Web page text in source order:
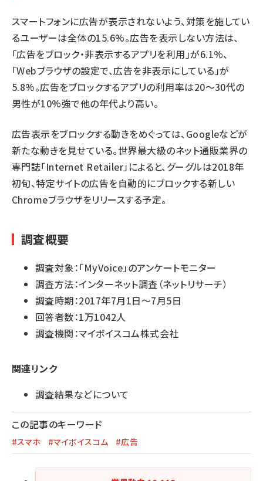
スマートフォンに広告が表示されないよう、対策を施してい
るユーザーは全体の15.6%。広告を表示しない方法は、
「広告をブロック・非表示するアプリを利用」が6.1%、
「Webブラウザの設定で、広告を非表示にしている」が
5.8%。広告をブロックするアプリの利用率は20～30代の
男性が10%強で他の年代より高い。
広告表示をブロックする動きをめぐっては、Googleなどが
新たな動きを見せている。世界最大級のネット通販業界の
専門誌「Internet Retailer」によると、グーグルは2018年
初旬、特定サイトの広告を自動的にブロックする新しい
Chromeブラウザをリリースする予定。
調査概要
調査対象：「MyVoice」のアンケートモニター
調査方法：インターネット調査（ネットリサーチ）
調査時期：2017年7月1日～7月5日
回答者数：1万1042人
調査機関：マイボイスコム株式会社
関連リンク
調査結果などについて
この記事のキーワード
#スマホ #マイボイスコム #広告